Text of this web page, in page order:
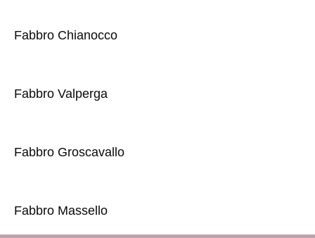
Fabbro Chianocco
Fabbro Valperga
Fabbro Groscavallo
Fabbro Massello